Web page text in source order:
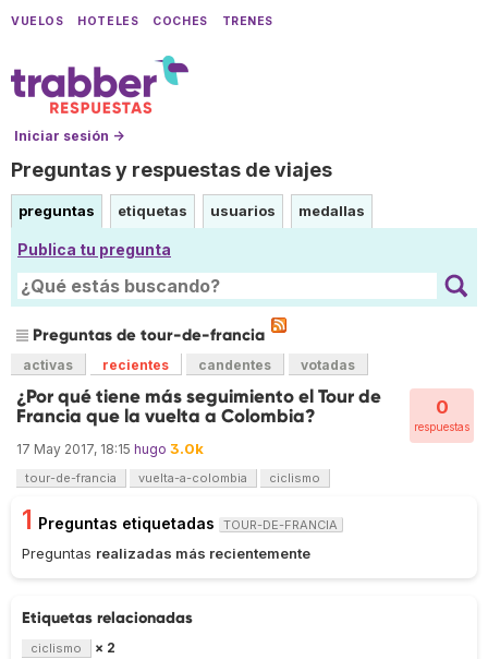
VUELOS HOTELES COCHES TRENES
Iniciar sesión →
Preguntas y respuestas de viajes
preguntas etiquetas usuarios medallas
Publica tu pregunta
Preguntas de tour-de-francia
activas recientes candentes votadas
0
respuestas
¿Por qué tiene más seguimiento el Tour de
Francia que la vuelta a Colombia?
17 May 2017, 18:15 hugo 3.0k
tour-de-francia vuelta-a-colombia ciclismo
1 Preguntas etiquetadas TOUR-DE-FRANCIA
Preguntas realizadas más recientemente
Etiquetas relacionadas
ciclismo × 2